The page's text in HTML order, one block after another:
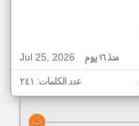
Jul 25, 2026
منذ ١٦ يوم
عدد الكلمات: ٢٤١